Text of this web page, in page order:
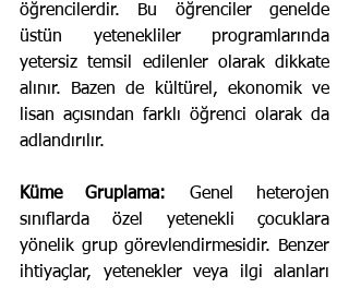
öğrencilerdir. Bu öğrenciler genelde
üstün yetenekliler programlarında
yetersiz temsil edilenler olarak dikkate
alınır. Bazen de kültürel, ekonomik ve
lisan açısından farklı öğrenci olarak da
adlandırılır.
Küme Gruplama: Genel heterojen
sınıflarda özel yetenekli çocuklara
yönelik grup görevlendirmesidir. Benzer
ihtiyaçlar, yetenekler veya ilgi alanları